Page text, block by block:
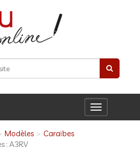
Toggle
navigation
Modèles
Caraïbes
: A3RV